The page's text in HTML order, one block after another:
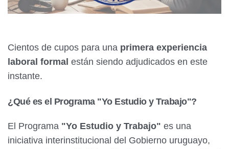
Cientos de cupos para una primera experiencia
laboral formal están siendo adjudicados en este
instante.
¿Qué es el Programa "Yo Estudio y Trabajo"?
El Programa "Yo Estudio y Trabajo" es una
iniciativa interinstitucional del Gobierno uruguayo,